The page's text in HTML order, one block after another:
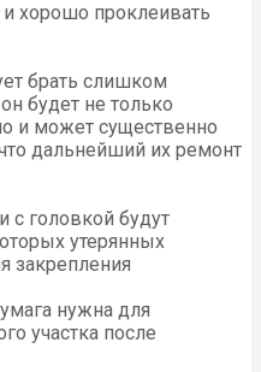
хорошо проклеивать
брать слишком
будет не только
и может существенно
дальнейший их ремонт
с головкой будут
утерянных
закрепления
нужна для
участка после